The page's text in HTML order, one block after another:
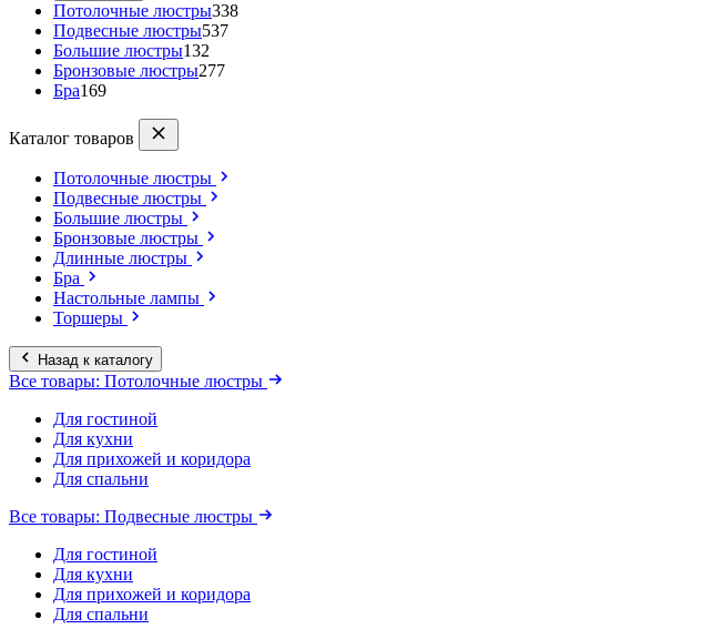
Потолочные люстры338
Подвесные люстры537
Большие люстры132
Бронзовые люстры277
Бра169
Каталог товаров
Потолочные люстры
Подвесные люстры
Большие люстры
Бронзовые люстры
Длинные люстры
Бра
Настольные лампы
Торшеры
Назад к каталогу
Все товары: Потолочные люстры
Для гостиной
Для кухни
Для прихожей и коридора
Для спальни
Все товары: Подвесные люстры
Для гостиной
Для кухни
Для прихожей и коридора
Для спальни